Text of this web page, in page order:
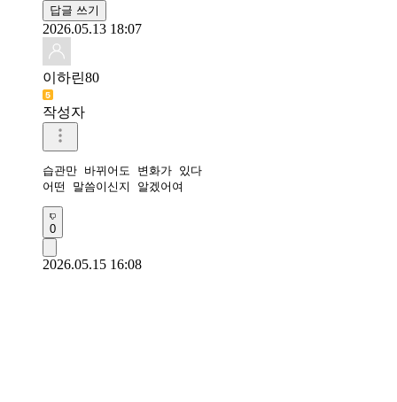
답글 쓰기
2026.05.13 18:07
이하린80
작성자
습관만 바뀌어도 변화가 있다
어떤 말씀이신지 알겠어여
0
2026.05.15 16:08